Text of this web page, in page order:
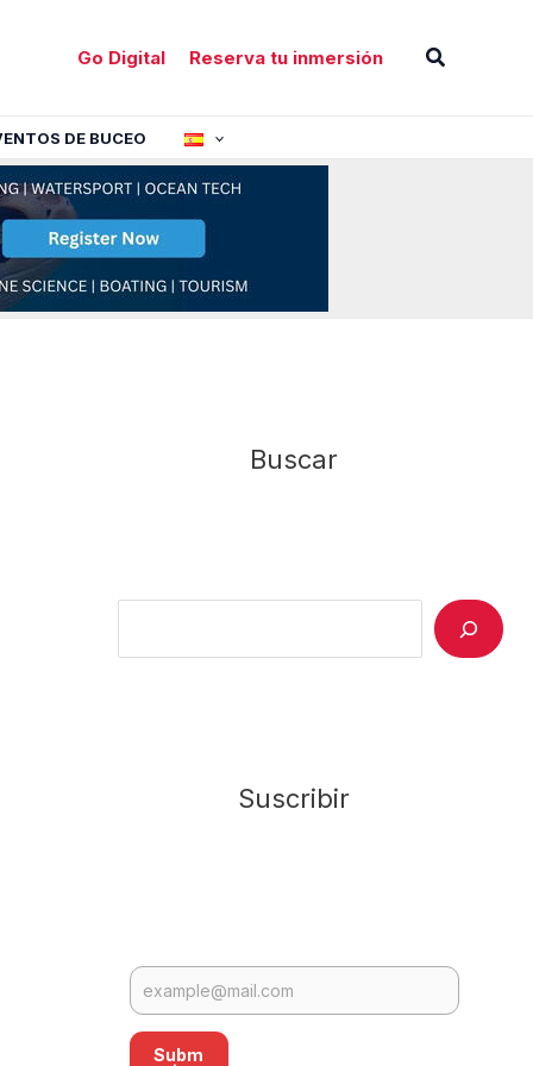
Go Digital Reserva tu inmersión Buscar
DE BUCEO
Buscar
Suscribir
Subm